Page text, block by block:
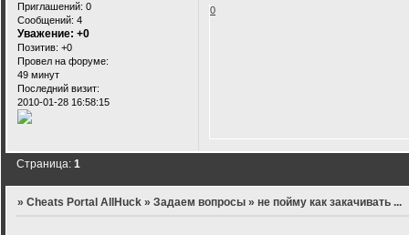
Приглашений: 0
Сообщений: 4
Уважение: +0
Позитив: +0
Провел на форуме:
49 минут
Последний визит:
2010-01-28 16:58:15
0
Страница:1
»Cheats Portal AllHuck »Задаем вопросы »не пойму как закачивать ...